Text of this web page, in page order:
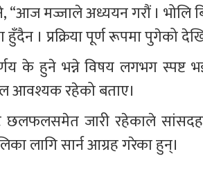
मज्जाले अध्ययन गरौं । भोलि
। प्रक्रिया पूर्ण रूपमा पुगेको
के हुने भन्ने विषय लगभग स्पष्ट
रहेको बताए।
छलफलसमेत जारी रहेकाले
लागि सार्न आग्रह गरेका हुन्।